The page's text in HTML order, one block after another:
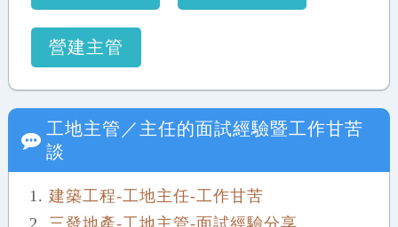
營建主管
工地主管／主任的面試經驗暨工作甘苦
談
建築工程-工地主任-工作甘苦
三發地產-工地主管-面試經驗分享